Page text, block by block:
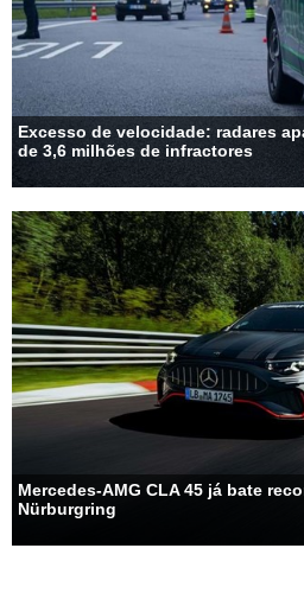
Excesso de velocidade: radares
de 3,6 milhões de infractores
Mercedes-AMG CLA 45 já bate
Nürburgring